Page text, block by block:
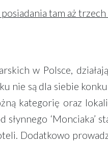
tam aż
w Polsce,
nie są dla siebie
kategorię oraz
‘Monciaka’
Dodatkowo